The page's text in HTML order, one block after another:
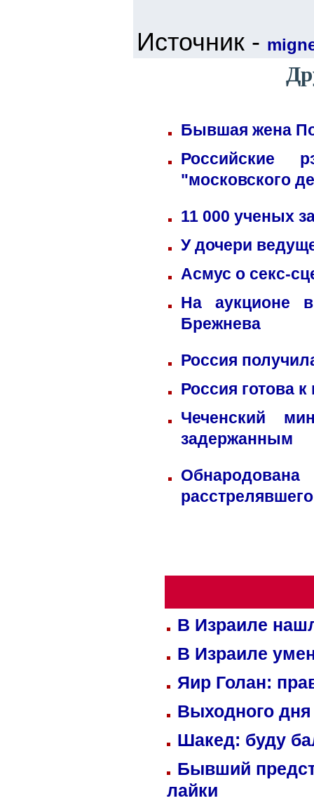
Источник -
Бывшая жена
Российские
"московского
11 000 ученых
У дочери
Асмус о секс-
На аукционе
Брежнева
Россия
Россия готова
Чеченский
задержанным
В Израиле
В Израиле
Яир Голан:
Выходного
Шакед: буду
Бывший
лайки